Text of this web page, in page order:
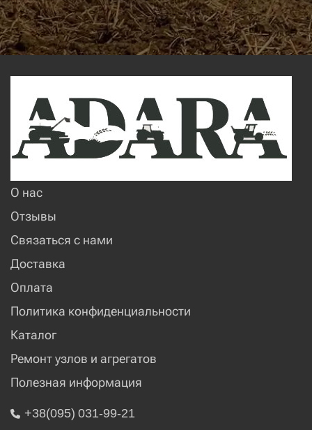
О нас
Отзывы
Связаться с нами
Доставка
Оплата
Политика конфиденциальности
Каталог
Ремонт узлов и агрегатов
Полезная информация
+38(095) 031-99-21